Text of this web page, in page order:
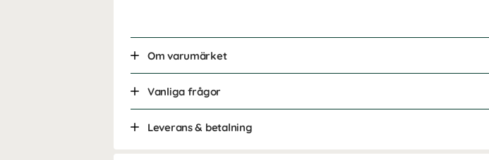
Om varumärket
Vanliga frågor
Leverans & betalning